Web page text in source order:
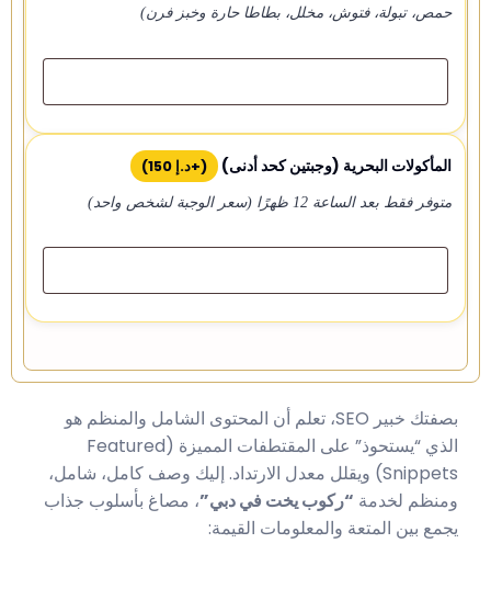
بصفتك خبير SEO، تعلم أن المحتوى الشامل والمنظم هو
الذي “يستحوذ” على المقتطفات المميزة (Featured
Snippets) ويقلل معدل الارتداد. إليك وصف كامل، شامل،
ومنظم لخدمة “ركوب يخت في دبي”، مصاغ بأسلوب جذاب
يجمع بين المتعة والمعلومات القيمة:
حمص، تبولة، فتوش، مخلل، بطاطا حارة وخبز فرن)
المأكولات البحرية (وجبتين كحد أدنى) (+د.إ )
متوفر فقط بعد الساعة 12 ظهرًا (سعر الوجبة لشخص واحد)